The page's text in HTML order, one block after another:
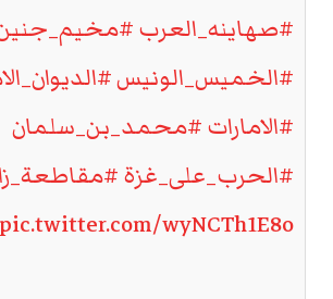
#صهاينه_العرب
#الخميس_الونيس
#الامارات#محمد_بن_سلمان
#الحرب_على_غزة
pic.twitter.com/wyNCTh1E8o